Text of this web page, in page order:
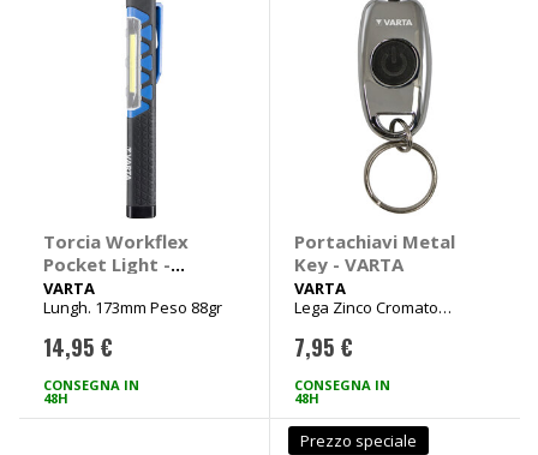
Torcia Workflex
Pocket Light -
VARTA
VARTA
Lungh. 173mm Peso 88gr
14,95 €
CONSEGNA IN
48H
Portachiavi Metal
Key - VARTA
VARTA
Lega Zinco Cromato
7,95 €
CONSEGNA IN
48H
Prezzo speciale